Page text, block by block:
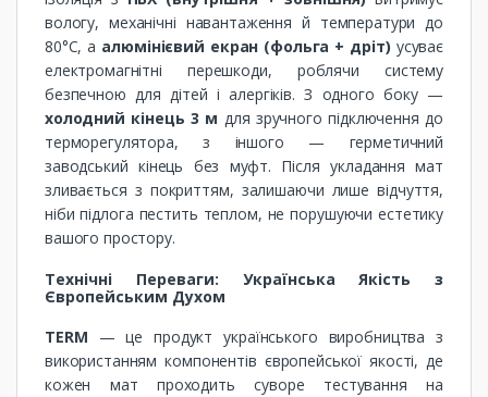
вологу, механічні навантаження й температури до
80°C, а алюмінієвий екран (фольга + дріт) усуває
електромагнітні перешкоди, роблячи систему
безпечною для дітей і алергіків. З одного боку —
холодний кінець 3 м для зручного підключення до
терморегулятора, з іншого — герметичний
заводський кінець без муфт. Після укладання мат
зливається з покриттям, залишаючи лише відчуття,
ніби підлога пестить теплом, не порушуючи естетику
вашого простору.
Технічні Переваги: Українська Якість з
Європейським Духом
TERM — це продукт українського виробництва з
використанням компонентів європейської якості, де
кожен мат проходить суворе тестування на